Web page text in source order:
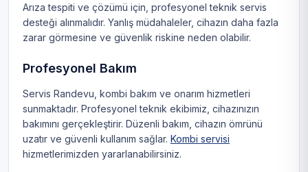
Arıza tespiti ve çözümü için, profesyonel teknik servis
desteği alınmalıdır. Yanlış müdahaleler, cihazın daha fazla
zarar görmesine ve güvenlik riskine neden olabilir.
Profesyonel Bakım
Servis Randevu, kombi bakım ve onarım hizmetleri
sunmaktadır. Profesyonel teknik ekibimiz, cihazınızın
bakımını gerçekleştirir. Düzenli bakım, cihazın ömrünü
uzatır ve güvenli kullanım sağlar. Kombi servisi
hizmetlerimizden yararlanabilirsiniz.